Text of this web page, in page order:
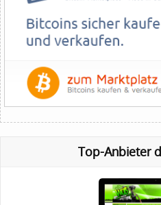
Top-Anbieter